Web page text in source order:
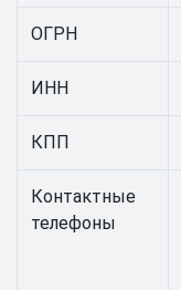
ОГРН
ИНН
КПП
Контактные
телефоны